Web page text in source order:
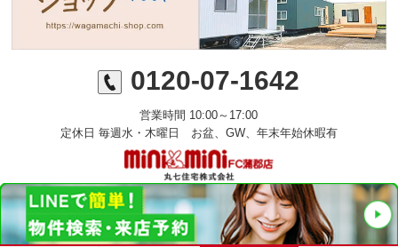
0120-07-1642
営業時間 10:00～17:00
定休日 毎週水・木曜日 お盆、GW、年末年始休暇有
©ミニミニFC蒲郡店 丸七住宅株式会社